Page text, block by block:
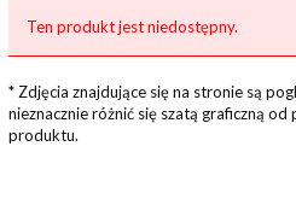
Ten produkt jest niedostępny.
* Zdjęcia znajdujące się na stronie są
nieznacznie różnić się szatą graficzną
produktu.